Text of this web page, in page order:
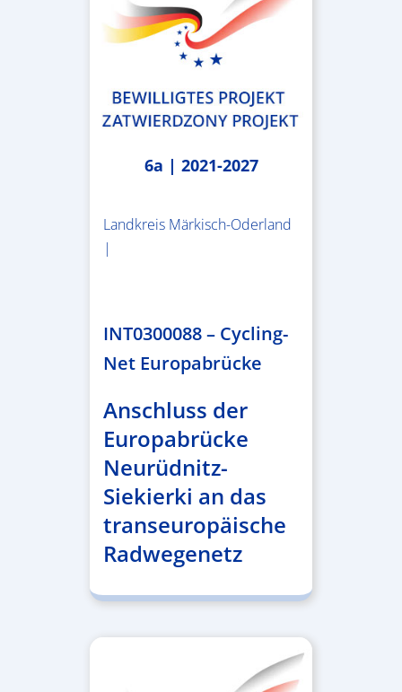
6a | 2021-2027
Landkreis Märkisch-Oderland
|
INT0300088 – Cycling-
Net Europabrücke
Anschluss der
Europabrücke
Neurüdnitz-
Siekierki an das
transeuropäische
Radwegenetz